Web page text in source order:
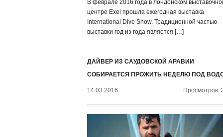
В феврале 2016 года в лондонском
центре Exel прошла ежегодная выставка
International Dive Show. Традиционной частью
выставки год из года является […]
ДАЙВЕР ИЗ САУДОВСКОЙ АРАВИИ
СОБИРАЕТСЯ ПРОЖИТЬ НЕДЕЛЮ ПОД
14.03.2016 Просмотров: